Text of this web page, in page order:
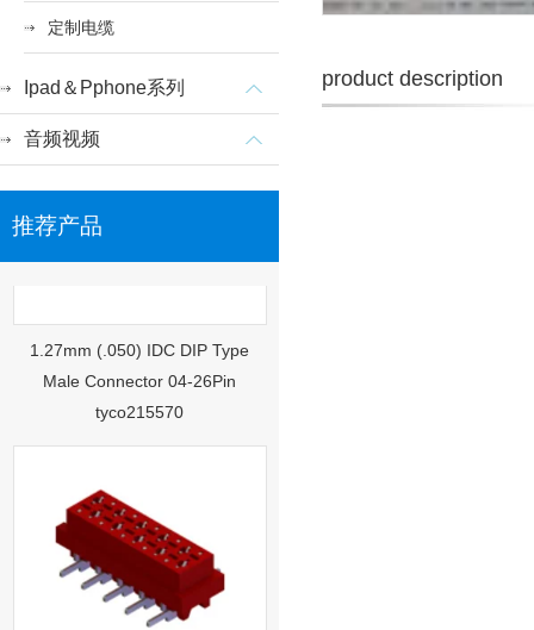
定制电缆
Ipad＆Pphone系列
音频视频
推荐产品
Male Connector 04-26Pin
tyco215570
product description